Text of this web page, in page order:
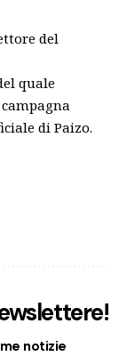
del
quale
di Paizo.
notizie